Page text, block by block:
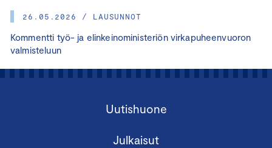
26.05.2026 / LAUSUNNOT
Kommentti työ- ja elinkeinoministeriön virkapuheenvuoron
valmisteluun
Uutishuone
Julkaisut